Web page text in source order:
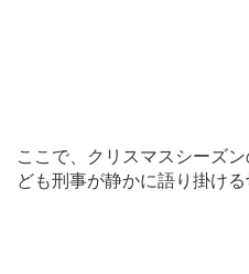
ここで、クリスマスシーズ
ども刑事が静かに語り掛け